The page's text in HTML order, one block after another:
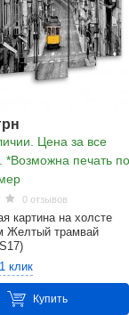
постоянные
и вкрапления
Цена за все
*Возможна печать
0 отзывов
картина на холсте
Желтый трамвай
клик
Купить